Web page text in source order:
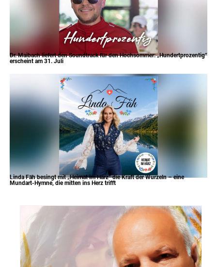
Dr. Maibach liefert den Soundtrack für den Hochsommer: „Hundertprozentig“
erscheint am 31. Juli
Linda Fäh besingt mit „Heimat im Härz“ die Kraft der Wurzeln – eine
Mundart-Hymne, die mitten ins Herz trifft